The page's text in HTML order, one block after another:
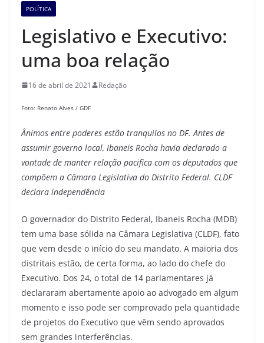
POLÍTICA
Legislativo e Executivo:
uma boa relação
16 de abril de 2021 Redação
Foto: Renato Alves / GDF
Ânimos entre poderes estão tranquilos no DF. Antes de
assumir governo local, Ibaneis Rocha havia declarado a
vontade de manter relação pacifica com os deputados que
compõem a Câmara Legislativa do Distrito Federal. CLDF
declara independência
O governador do Distrito Federal, Ibaneis Rocha (MDB)
tem uma base sólida na Câmara Legislativa (CLDF), fato
que vem desde o início do seu mandato. A maioria dos
distritais estão, de certa forma, ao lado do chefe do
Executivo. Dos 24, o total de 14 parlamentares já
declararam abertamente apoio ao advogado em algum
momento e isso pode ser comprovado pela quantidade
de projetos do Executivo que vêm sendo aprovados
sem grandes interferências.